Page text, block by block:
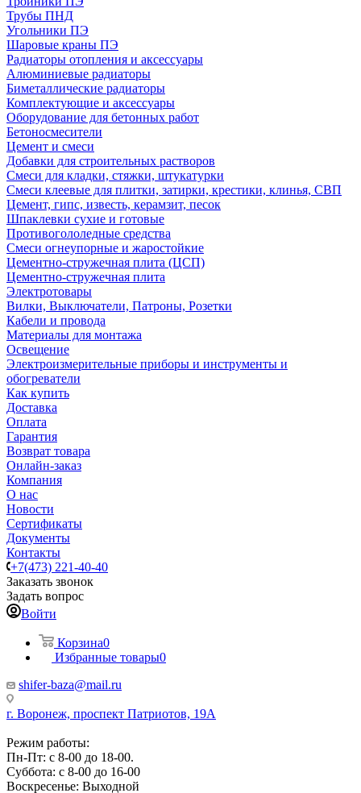
Трубы ПНД
Угольники ПЭ
Шаровые краны ПЭ
Радиаторы отопления и аксессуары
Алюминиевые радиаторы
Биметаллические радиаторы
Комплектующие и аксессуары
Оборудование для бетонных работ
Бетоносмесители
Цемент и смеси
Добавки для строительных растворов
Смеси для кладки, стяжки, штукатурки
Смеси клеевые для плитки, затирки, крестики, клинья, СВП
Цемент, гипс, известь, керамзит, песок
Шпаклевки сухие и готовые
Противогололедные средства
Смеси огнеупорные и жаростойкие
Цементно-стружечная плита (ЦСП)
Цементно-стружечная плита
Электротовары
Вилки, Выключатели, Патроны, Розетки
Кабели и провода
Материалы для монтажа
Освещение
Электроизмерительные приборы и инструменты и
обогреватели
Как купить
Доставка
Оплата
Гарантия
Возврат товара
Онлайн-заказ
Компания
О нас
Новости
Сертификаты
Документы
Контакты
+7(473) 221-40-40
Заказать звонок
Задать вопрос
Войти
Корзина0
Избранные товары0
shifer-baza@mail.ru
г. Воронеж, проспект Патриотов, 19А
Режим работы:
Пн-Пт: с 8-00 до 18-00.
Суббота: с 8-00 до 16-00
Воскресенье: Выходной